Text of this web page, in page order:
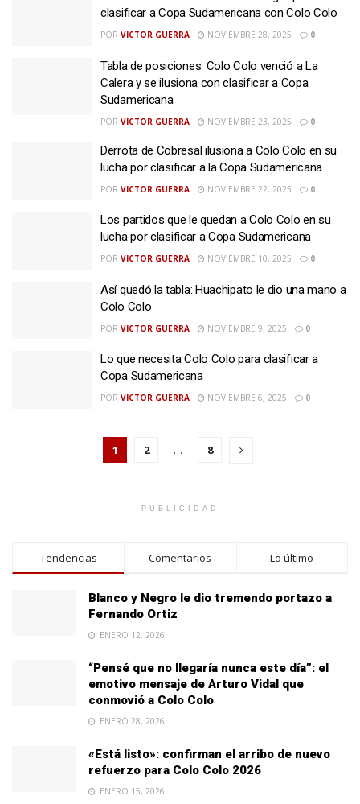
clasificar a Copa Sudamericana con Colo Colo
POR VICTOR GUERRA NOVIEMBRE 28, 2025 0
Tabla de posiciones: Colo Colo venció a La
Calera y se ilusiona con clasificar a Copa
Sudamericana
POR VICTOR GUERRA NOVIEMBRE 23, 2025 0
Derrota de Cobresal ilusiona a Colo Colo en su
lucha por clasificar a la Copa Sudamericana
POR VICTOR GUERRA NOVIEMBRE 22, 2025 0
Los partidos que le quedan a Colo Colo en su
lucha por clasificar a Copa Sudamericana
POR VICTOR GUERRA NOVIEMBRE 10, 2025 0
Así quedó la tabla: Huachipato le dio una mano a
Colo Colo
POR VICTOR GUERRA NOVIEMBRE 9, 2025 0
Lo que necesita Colo Colo para clasificar a
Copa Sudamericana
POR VICTOR GUERRA NOVIEMBRE 6, 2025 0
1 2 … 8
PUBLICIDAD
Tendencias Comentarios Lo último
Blanco y Negro le dio tremendo portazo a
Fernando Ortiz
ENERO 12, 2026
“Pensé que no llegaría nunca este día”: el
emotivo mensaje de Arturo Vidal que
conmovió a Colo Colo
ENERO 28, 2026
«Está listo»: confirman el arribo de nuevo
refuerzo para Colo Colo 2026
ENERO 15, 2026